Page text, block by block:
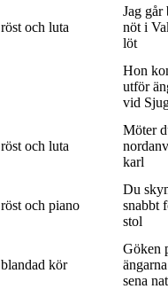
röst och luta
Jag går
nöt i
löt
Hon
utför
vid
röst och luta
Möter
karl
röst och piano
Du
snabbt
stol
blandad kör
Göken
sena